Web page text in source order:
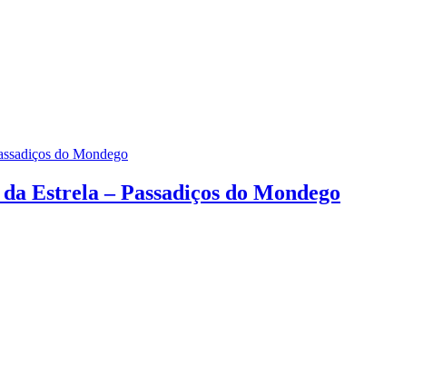
Estrela – Passadiços do Mondego